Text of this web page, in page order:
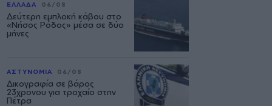
ΕΛΛΑΔΑ 06/08
Δεύτερη εμπλοκή κάβου στο
«Νήσος Ρόδος» μέσα σε δύο
μήνες
ΑΣΤΥΝΟΜΙΑ 06/08
Δικογραφία σε βάρος
23χρονου για τροχαίο στην
Πέτρα